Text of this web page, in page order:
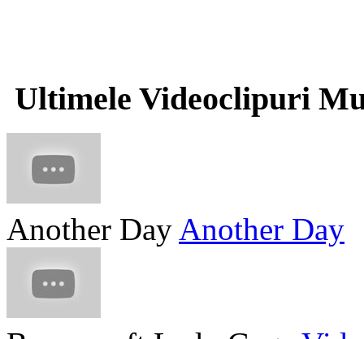
Ultimele Videoclipuri
Another Day Another Day